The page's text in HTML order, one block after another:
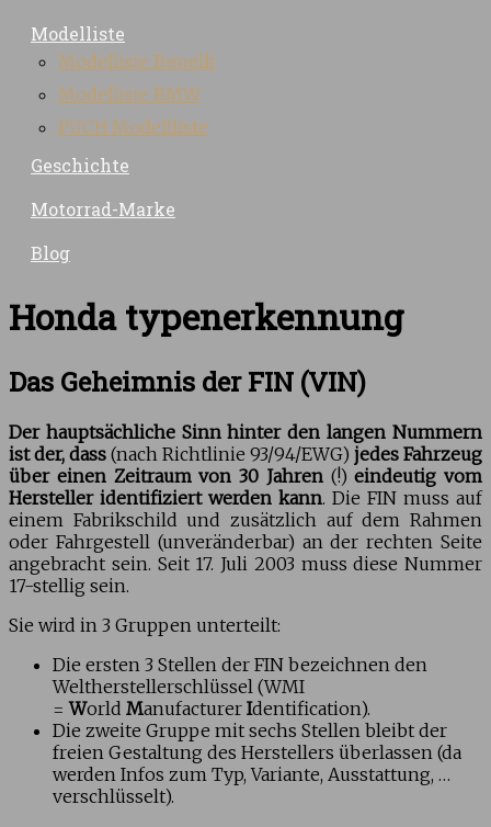
Modelliste
Modelliste Benelli
Modelliste BMW
PUCH Modellliste
Geschichte
Motorrad-Marke
Blog
Honda typenerkennung
Das Geheimnis der FIN (VIN)
Der hauptsächliche Sinn hinter den langen Nummern
ist der, dass (nach Richtlinie 93/94/EWG) jedes Fahrzeug
über einen Zeitraum von 30 Jahren(!)eindeutig vom
Hersteller identifiziert werden kann. Die FIN muss auf
einem Fabrikschild und zusätzlich auf dem Rahmen
oder Fahrgestell (unveränderbar) an der rechten Seite
angebracht sein. Seit 17. Juli 2003 muss diese Nummer
17-stellig sein.
Sie wird in 3 Gruppen unterteilt:
Die ersten 3 Stellen der FIN bezeichnen den
Weltherstellerschlüssel (WMI
=World Manufacturer Identification).
Die zweite Gruppe mit sechs Stellen bleibt der
freien Gestaltung des Herstellers überlassen (da
werden Infos zum Typ, Variante, Ausstattung, …
verschlüsselt).